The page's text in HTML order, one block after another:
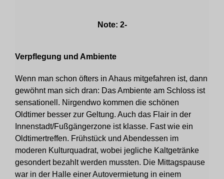
Note: 2-
Verpflegung und Ambiente
Wenn man schon öfters in Ahaus mitgefahren ist, dann
gewöhnt man sich dran: Das Ambiente am Schloss ist
sensationell. Nirgendwo kommen die schönen
Oldtimer besser zur Geltung. Auch das Flair in der
Innenstadt/Fußgängerzone ist klasse. Fast wie ein
Oldtimertreffen. Frühstück und Abendessen im
moderen Kulturquadrat, wobei jegliche Kaltgetränke
gesondert bezahlt werden mussten. Die Mittagspause
war in der Halle einer Autovermietung in einem